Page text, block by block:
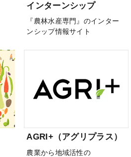
インターンシップ
『農林水産専門』のインター
ンシップ情報サイト
AGRI+（アグリプラス）
農業から地域活性の